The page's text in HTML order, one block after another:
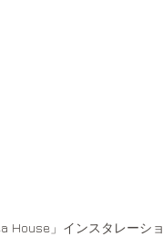
House」インスタレー